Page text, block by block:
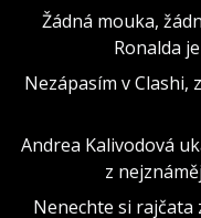
Žádná mouka,
Ronalda
Nezápasím v Clashi,
Andrea Kalivodová
z
Nenechte si